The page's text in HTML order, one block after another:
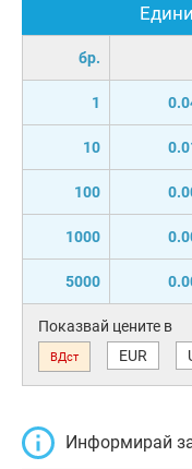
бр.
1
10
100
1000
5000
Показвай цените в
ВДст EUR
Информирай